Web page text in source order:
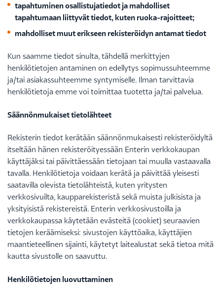
tapahtuminen osallistujatiedot ja mahdolliset
tapahtumaan liittyvät tiedot, kuten ruoka-rajoitteet;
mahdolliset muut erikseen rekisteröidyn antamat tiedot
Kun saamme tiedot sinulta, tähdellä merkittyjen
henkilötietojen antaminen on edellytys sopimussuhteemme
ja/tai asiakassuhteemme syntymiselle. Ilman tarvittavia
henkilötietoja emme voi toimittaa tuotetta ja/tai palvelua.
Säännönmukaiset tietolähteet
Rekisterin tiedot kerätään säännönmukaisesti rekisteröidyltä
itseltään hänen rekisteröityessään Enterin verkkokaupan
käyttäjäksi tai päivittäessään tietojaan tai muulla vastaavalla
tavalla. Henkilötietoja voidaan kerätä ja päivittää yleisesti
saatavilla olevista tietolähteistä, kuten yritysten
verkkosivuilta, kaupparekisteristä sekä muista julkisista ja
yksityisistä rekistereistä. Enterin verkkosivustoilla ja
verkkokaupassa käytetään evästeitä (cookiet) seuraavien
tietojen keräämiseksi: sivustojen käyttöaika, käyttäjien
maantieteellinen sijainti, käytetyt laitealustat sekä tietoa mitä
kautta sivustolle on saavuttu.
Henkilötietojen luovuttaminen